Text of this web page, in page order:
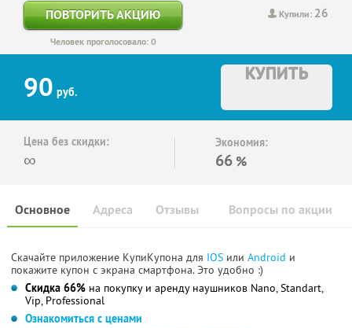
Купили: 26
ПОВТОРИТЬ АКЦИЮ
Человек проголосовало: 0
90 руб.
КУПИТЬ
Цена без скидки:
∞
Экономия:
66 %
Основное Отзывы Вопросы по акции
Адреса
Скачайте приложение КупиКупона для IOS или Android и
покажите купон с экрана смартфона. Это удобно :)
Скидка 66% на покупку и аренду наушников Nano, Standart,
Vip, Professional
Ознакомиться с ценами